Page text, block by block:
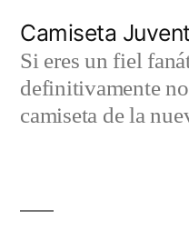
contenido
Camiseta
Si eres un fiel
definitivamente
camiseta de la